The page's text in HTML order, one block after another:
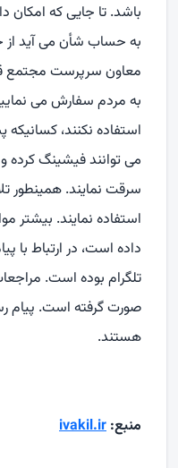
باشد. تا جایی که امکان
به حساب شأن می آید
معاون سرپرست مجتمع
به مردم سفارش می
استفاده نکنند،
می توانند فیشینگ کرده
سرقت نمایند. همینطور
استفاده نمایند. بیشتر
داده است، در ارتباط با
تلگرام بوده است.
صورت گرفته است. پیام
هستند.
منبع: ivakil.ir